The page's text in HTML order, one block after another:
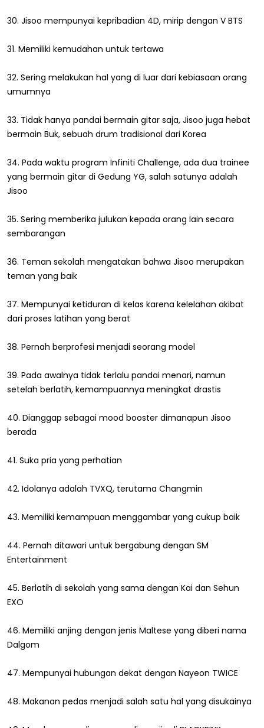
30. Jisoo mempunyai kepribadian 4D, mirip dengan V BTS
31. Memiliki kemudahan untuk tertawa
32. Sering melakukan hal yang di luar dari kebiasaan orang
umumnya
33. Tidak hanya pandai bermain gitar saja, Jisoo juga hebat
bermain Buk, sebuah drum tradisional dari Korea
34. Pada waktu program Infiniti Challenge, ada dua trainee
yang bermain gitar di Gedung YG, salah satunya adalah
Jisoo
35. Sering memberika julukan kepada orang lain secara
sembarangan
36. Teman sekolah mengatakan bahwa Jisoo merupakan
teman yang baik
37. Mempunyai ketiduran di kelas karena kelelahan akibat
dari proses latihan yang berat
38. Pernah berprofesi menjadi seorang model
39. Pada awalnya tidak terlalu pandai menari, namun
setelah berlatih, kemampuannya meningkat drastis
40. Dianggap sebagai mood booster dimanapun Jisoo
berada
41. Suka pria yang perhatian
42. Idolanya adalah TVXQ, terutama Changmin
43. Memiliki kemampuan menggambar yang cukup baik
44. Pernah ditawari untuk bergabung dengan SM
Entertainment
45. Berlatih di sekolah yang sama dengan Kai dan Sehun
EXO
46. Memiliki anjing dengan jenis Maltese yang diberi nama
Dalgom
47. Mempunyai hubungan dekat dengan Nayeon TWICE
48. Makanan pedas menjadi salah satu hal yang disukainya